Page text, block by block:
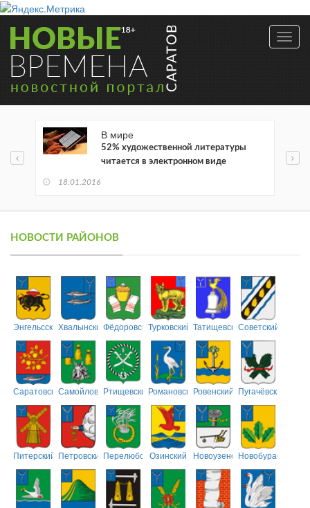
В мире
52% художественной литературы
читается в электронном виде
18.01.2016
НОВОСТИ РАЙОНОВ
ЭнгельсскийХвалынскийФёдоровскийТурковский ТатищевскийСоветский
СаратовскийСамойловскийРтищевскийРомановскийРовенский Пугачёвский
Питерский ПетровскийПерелюбскийОзинский НовоузенскийНовобурасский